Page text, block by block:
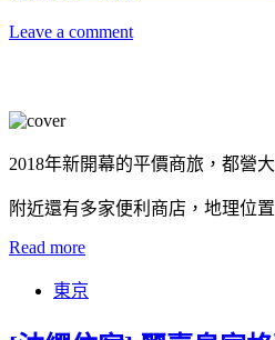
Leave a comment
2018年新開幕的平價商旅，都營
附近還有多家便利商店，地理位
Read more
東京